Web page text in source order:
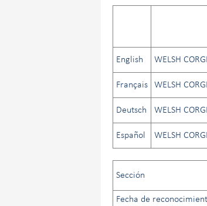
English WELSH
Français WELSH
Deutsch WELSH
Español WELSH
Sección
Fecha de